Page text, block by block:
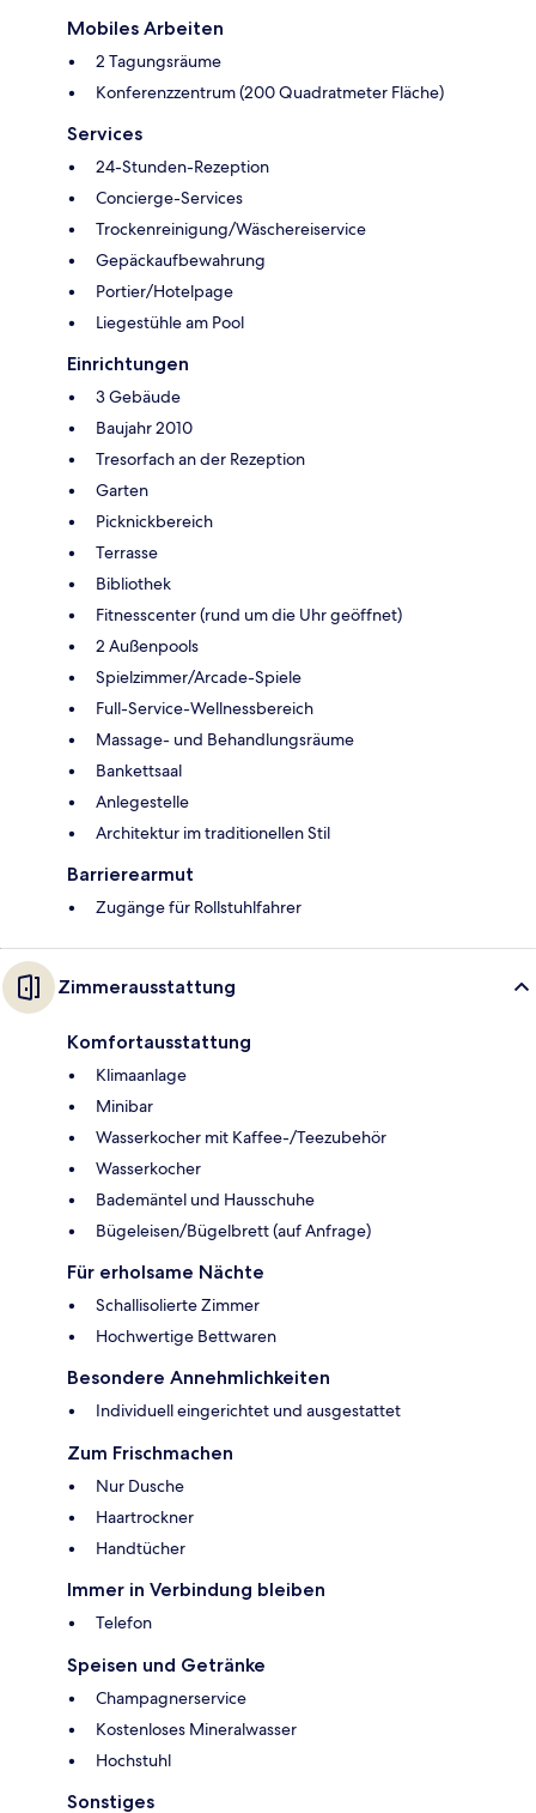
Mobiles Arbeiten
2 Tagungsräume
Konferenzzentrum (200 Quadratmeter Fläche)
Services
24-Stunden-Rezeption
Concierge-Services
Trockenreinigung/Wäschereiservice
Gepäckaufbewahrung
Portier/Hotelpage
Liegestühle am Pool
Einrichtungen
3 Gebäude
Baujahr 2010
Tresorfach an der Rezeption
Garten
Picknickbereich
Terrasse
Bibliothek
Fitnesscenter (rund um die Uhr geöffnet)
2 Außenpools
Spielzimmer/Arcade-Spiele
Full-Service-Wellnessbereich
Massage- und Behandlungsräume
Bankettsaal
Anlegestelle
Architektur im traditionellen Stil
Barrierearmut
Zugänge für Rollstuhlfahrer
Zimmerausstattung
Komfortausstattung
Klimaanlage
Minibar
Wasserkocher mit Kaffee-/Teezubehör
Wasserkocher
Bademäntel und Hausschuhe
Bügeleisen/Bügelbrett (auf Anfrage)
Für erholsame Nächte
Schallisolierte Zimmer
Hochwertige Bettwaren
Besondere Annehmlichkeiten
Individuell eingerichtet und ausgestattet
Zum Frischmachen
Nur Dusche
Haartrockner
Handtücher
Immer in Verbindung bleiben
Telefon
Speisen und Getränke
Champagnerservice
Kostenloses Mineralwasser
Hochstuhl
Sonstiges